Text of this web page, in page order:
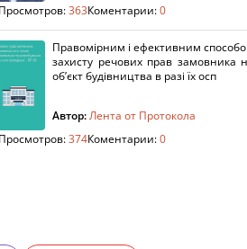
Просмотров:363Коментарии:0
Правомірним і ефективним
захисту речових прав замовника
об’єкт будівництва в разі їх осп
Автор:Лента от Протокола
Просмотров:374Коментарии:0